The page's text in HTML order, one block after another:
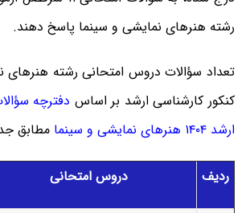
رشته هنرهای نمایشی و سینما پاسخ دهند.
تعداد سؤالات دروس امتحانی رشته هنرهای
کنکور کارشناسی ارشد بر اساس دفترچه
ارشد ۱۴۰۴ هنرهای نمایشی و سینما
مطابق
ردیف دروس امتحانی